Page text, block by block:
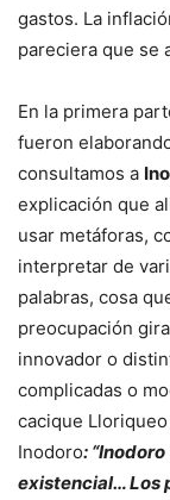
gastos. La
pareciera que se
En la primera
fueron
consultamos a
explicación que
usar metáforas,
interpretar de
palabras, cosa
preocupación
innovador o
complicadas o
cacique
Inodoro:
existencial… Los